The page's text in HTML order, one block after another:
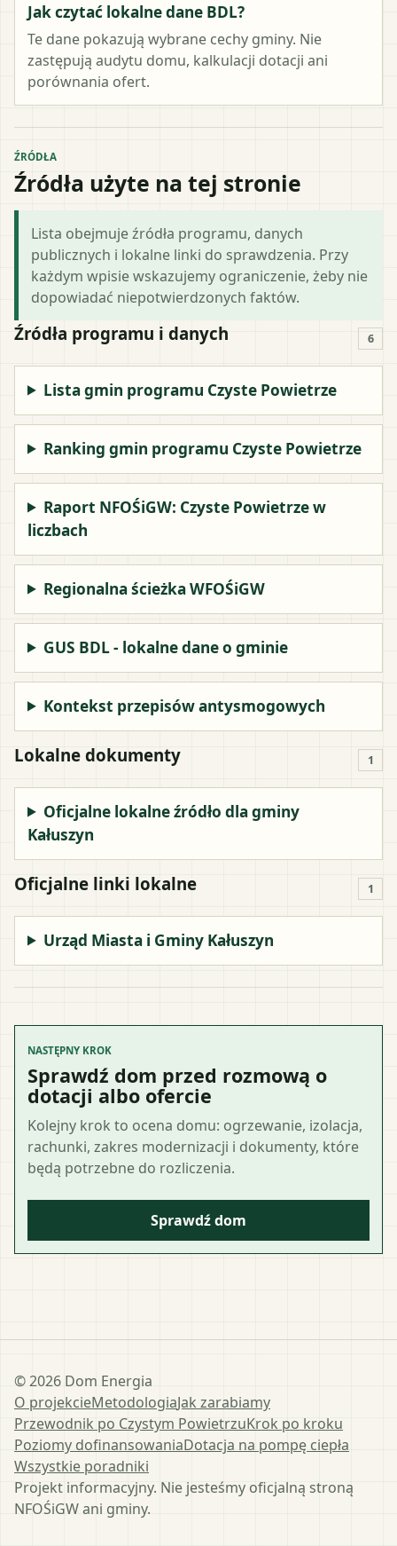
Jak czytać lokalne dane BDL?
Te dane pokazują wybrane cechy gminy. Nie
zastępują audytu domu, kalkulacji dotacji ani
porównania ofert.
ŹRÓDŁA
Źródła użyte na tej stronie
Lista obejmuje źródła programu, danych
publicznych i lokalne linki do sprawdzenia. Przy
każdym wpisie wskazujemy ograniczenie, żeby nie
dopowiadać niepotwierdzonych faktów.
Źródła programu i danych 6
Lista gmin programu Czyste Powietrze
Ranking gmin programu Czyste Powietrze
Raport NFOŚiGW: Czyste Powietrze w
liczbach
Regionalna ścieżka WFOŚiGW
GUS BDL - lokalne dane o gminie
Kontekst przepisów antysmogowych
Lokalne dokumenty 1
Oficjalne lokalne źródło dla gminy
Kałuszyn
Oficjalne linki lokalne 1
Urząd Miasta i Gminy Kałuszyn
NASTĘPNY KROK
Sprawdź dom przed rozmową o
dotacji albo ofercie
Kolejny krok to ocena domu: ogrzewanie, izolacja,
rachunki, zakres modernizacji i dokumenty, które
będą potrzebne do rozliczenia.
Sprawdź dom
©2026 Dom Energia
O projekcieMetodologiaJak zarabiamy
Przewodnik po Czystym PowietrzuKrok po kroku
Poziomy dofinansowaniaDotacja na pompę ciepła
Wszystkie poradniki
Projekt informacyjny. Nie jesteśmy oficjalną stroną
NFOŚiGW ani gminy.